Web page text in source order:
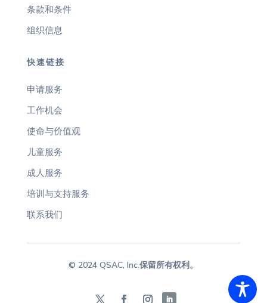
条款和条件
组织信息
快速链接
申请服务
工作机会
使命与价值观
儿童服务
成人服务
培训与支持服务
联系我们
© 2024 QSAC, Inc.保留所有权利。